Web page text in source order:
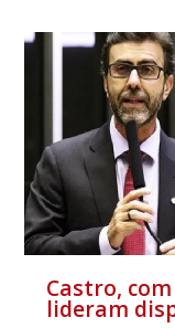
Castro,
lideram